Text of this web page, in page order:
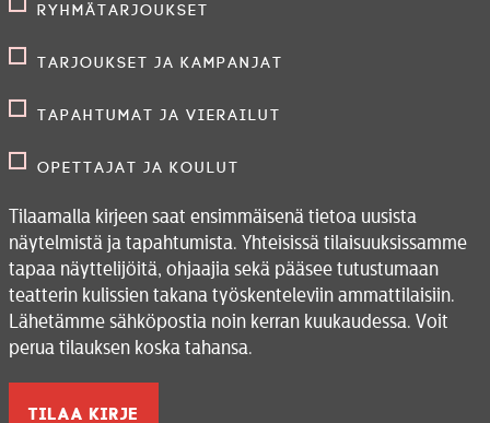
Ryhmätarjoukset
Tarjoukset ja kampanjat
Tapahtumat ja vierailut
Opettajat ja koulut
Tilaamalla kirjeen saat ensimmäisenä tietoa uusista
näytelmistä ja tapahtumista. Yhteisissä tilaisuuksissamme
tapaa näyttelijöitä, ohjaajia sekä pääsee tutustumaan
teatterin kulissien takana työskenteleviin ammattilaisiin.
Lähetämme sähköpostia noin kerran kuukaudessa. Voit
perua tilauksen koska tahansa.